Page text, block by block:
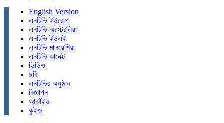
English Version
এনটিভি ইউরোপ
এনটিভি অস্ট্রেলিয়া
এনটিভি ইউএই
এনটিভি মালয়েশিয়া
এনটিভি কানেক্ট
ভিডিও
ছবি
এনটিভির অনুষ্ঠান
বিজ্ঞাপন
আর্কাইভ
কুইজ